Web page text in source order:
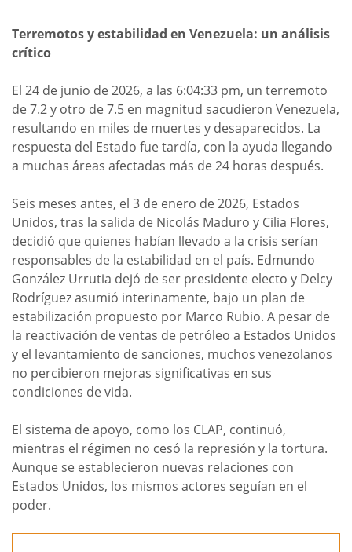
Terremotos y estabilidad en Venezuela: un análisis
crítico
El 24 de junio de 2026, a las 6:04:33 pm, un terremoto
de 7.2 y otro de 7.5 en magnitud sacudieron Venezuela,
resultando en miles de muertes y desaparecidos. La
respuesta del Estado fue tardía, con la ayuda llegando
a muchas áreas afectadas más de 24 horas después.
Seis meses antes, el 3 de enero de 2026, Estados
Unidos, tras la salida de Nicolás Maduro y Cilia Flores,
decidió que quienes habían llevado a la crisis serían
responsables de la estabilidad en el país. Edmundo
González Urrutia dejó de ser presidente electo y Delcy
Rodríguez asumió interinamente, bajo un plan de
estabilización propuesto por Marco Rubio. A pesar de
la reactivación de ventas de petróleo a Estados Unidos
y el levantamiento de sanciones, muchos venezolanos
no percibieron mejoras significativas en sus
condiciones de vida.
El sistema de apoyo, como los CLAP, continuó,
mientras el régimen no cesó la represión y la tortura.
Aunque se establecieron nuevas relaciones con
Estados Unidos, los mismos actores seguían en el
poder.